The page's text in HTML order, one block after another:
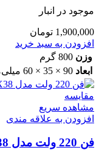
موجود در انبار
1,900,000 تومان
افزودن به سبد خرید
وزن 800 گرم
ابعاد 90 × 35 × 60 میلی‌متر
مقایسه
مشاهده سریع
افزودن به علاقه مندی
فن 220 ولت مدل 120X120X38